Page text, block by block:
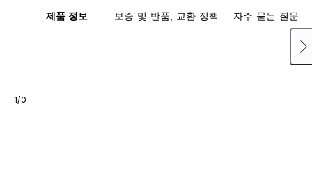
제품 정보 보증 및 반품, 교환 정책 자주 묻는 질문
1/0